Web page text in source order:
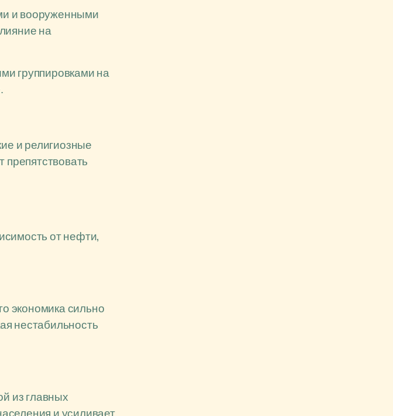
и вооруженными
на
группировками на
и религиозные
от нефти,
экономика сильно
нестабильность
из главных